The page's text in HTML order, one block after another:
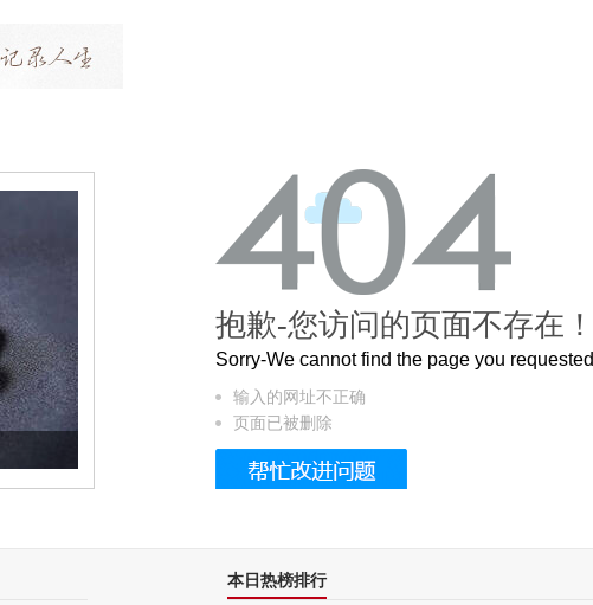
这个3.2米的长卷，还原了600岁的紫禁城
抱歉-您访问的页面不存在！
Sorry-We cannot find the page you requested
输入的网址不正确
页面已被删除
本日热榜排行